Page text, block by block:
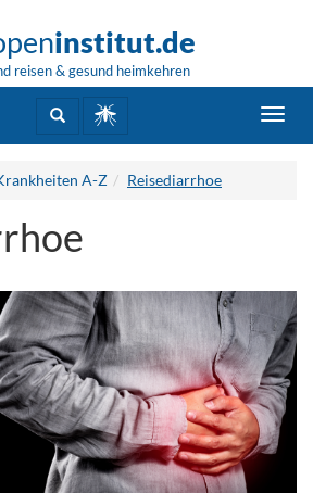
institut.de
reisen & gesund heimkehren
A-Z Reisediarrhoe